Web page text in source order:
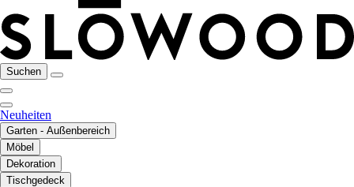
Suchen
Neuheiten
Garten - Außenbereich
Möbel
Dekoration
Tischgedeck